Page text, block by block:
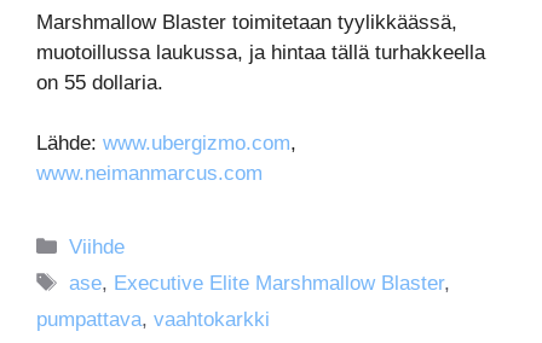
Marshmallow Blaster toimitetaan tyylikkäässä,
muotoillussa laukussa, ja hintaa tällä turhakkeella
on 55 dollaria.
Lähde: www.ubergizmo.com,
www.neimanmarcus.com
Kategoriat
Viihde
Avainsanat
ase, Executive Elite Marshmallow Blaster,
pumpattava, vaahtokarkki